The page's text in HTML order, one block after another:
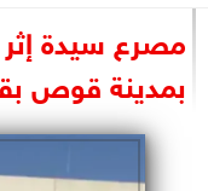
الرئاسة
البرلمان
مصرع سيدة
بمدينة قوص